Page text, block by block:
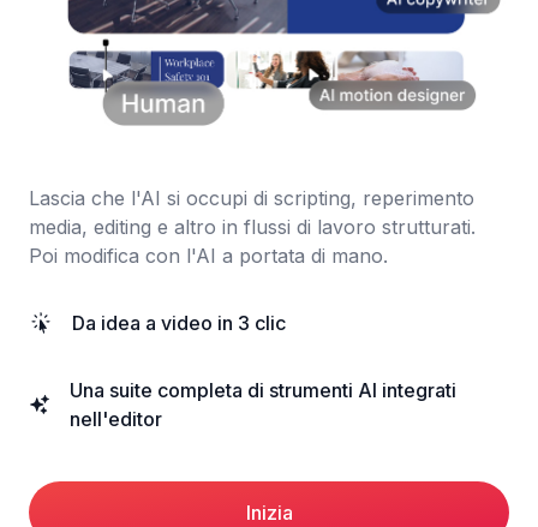
Lascia che l'AI si occupi di scripting, reperimento
media, editing e altro in flussi di lavoro strutturati.
Poi modifica con l'AI a portata di mano.
Da idea a video in 3 clic
Una suite completa di strumenti AI integrati
nell'editor
Inizia